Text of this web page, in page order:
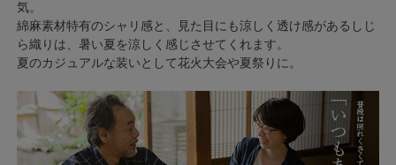
気。
綿麻素材特有のシャリ感と、見た目にも涼しく透け感があるしじ
ら織りは、暑い夏を涼しく感じさせてくれます。
夏のカジュアルな装いとして花火大会や夏祭りに。